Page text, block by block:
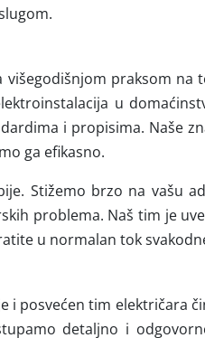
praksom na
u
i propisima. Naše
ga efikasno.
Stižemo brzo na vašu
problema. Naš tim je
u normalan tok
i posvećen tim električara
detaljno i